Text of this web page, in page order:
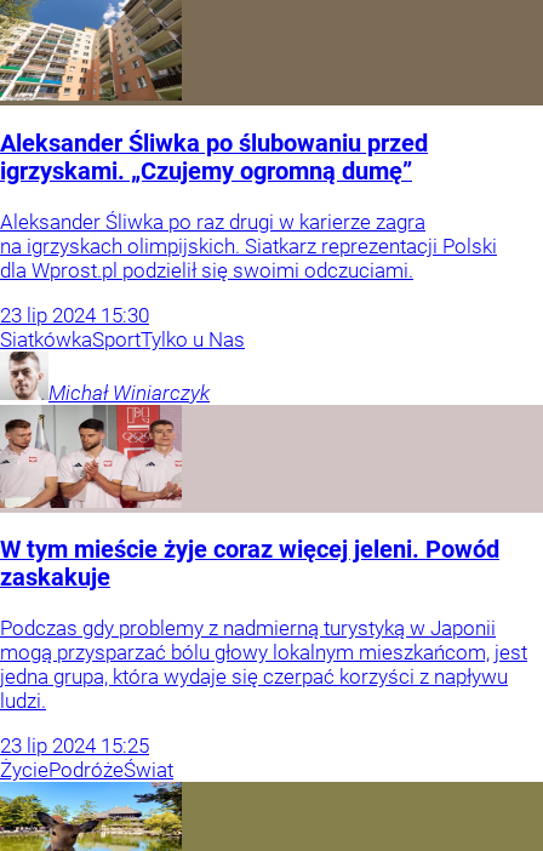
Aleksander Śliwka po ślubowaniu przed
igrzyskami. „Czujemy ogromną dumę”
Aleksander Śliwka po raz drugi w karierze zagra
na igrzyskach olimpijskich. Siatkarz reprezentacji Polski
dla Wprost.pl podzielił się swoimi odczuciami.
23 lip 2024 15:30
SiatkówkaSportTylko u Nas
Michał Winiarczyk
W tym mieście żyje coraz więcej jeleni. Powód
zaskakuje
Podczas gdy problemy z nadmierną turystyką w Japonii
mogą przysparzać bólu głowy lokalnym mieszkańcom, jest
jedna grupa, która wydaje się czerpać korzyści z napływu
ludzi.
23 lip 2024 15:25
ŻyciePodróżeŚwiat